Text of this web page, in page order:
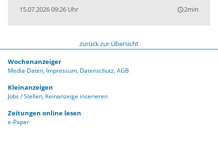
15.07.2026 09:26 Uhr query_builder2min
zurück zur Übersicht
Wochenanzeiger
Media-Daten Impressum Datenschutz AGB
Kleinanzeigen
Jobs / Stellen Keinanzeige inserieren
Zeitungen online lesen
e-Paper